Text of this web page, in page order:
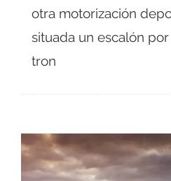
otra motorización
situada un escalón
tron